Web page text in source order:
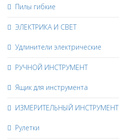
Пилы гибкие
ЭЛЕКТРИКА И СВЕТ
Удлинители электрические
РУЧНОЙ ИНСТРУМЕНТ
Ящик для инструмента
ИЗМЕРИТЕЛЬНЫЙ ИНСТРУМЕНТ
Рулетки